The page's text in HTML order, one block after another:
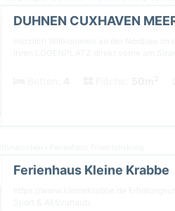
Ferienhaus Kleine Krabbe